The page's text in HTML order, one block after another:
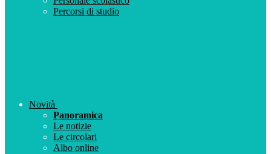
Percorsi di studio
Novità
Panoramica
Le notizie
Le circolari
Albo online